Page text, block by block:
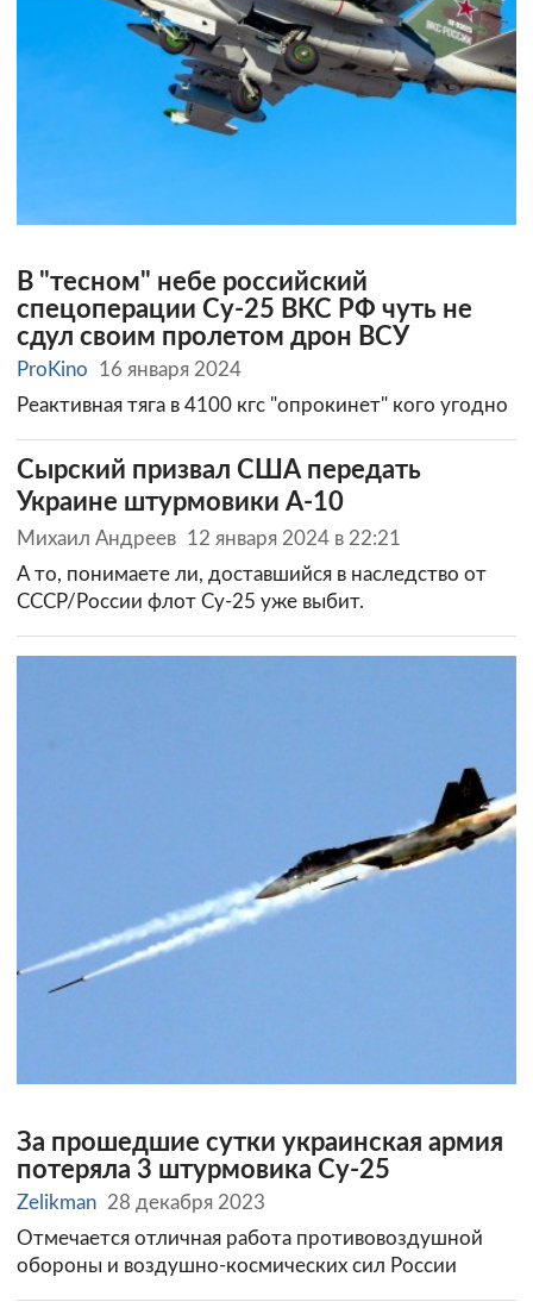
В "тесном" небе российский
спецоперации Су-25 ВКС РФ чуть не
сдул своим пролетом дрон ВСУ
ProKino
16 января 2024
Реактивная тяга в 4100 кгс "опрокинет" кого угодно
Сырский призвал США передать
Украине штурмовики A-10
Михаил Андреев 12 января 2024 в 22:21
А то, понимаете ли, доставшийся в наследство от
СССР/России флот Су-25 уже выбит.
За прошедшие сутки украинская армия
потеряла 3 штурмовика Су-25
Zelikman 28 декабря 2023
Отмечается отличная работа противовоздушной
обороны и воздушно-космических сил России